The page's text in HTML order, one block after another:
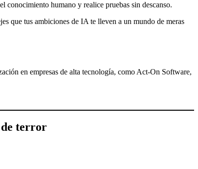
conocimiento humano y realice pruebas sin descanso.
que tus ambiciones de IA te lleven a un mundo de meras
en empresas de alta tecnología, como Act-On Software,
de terror